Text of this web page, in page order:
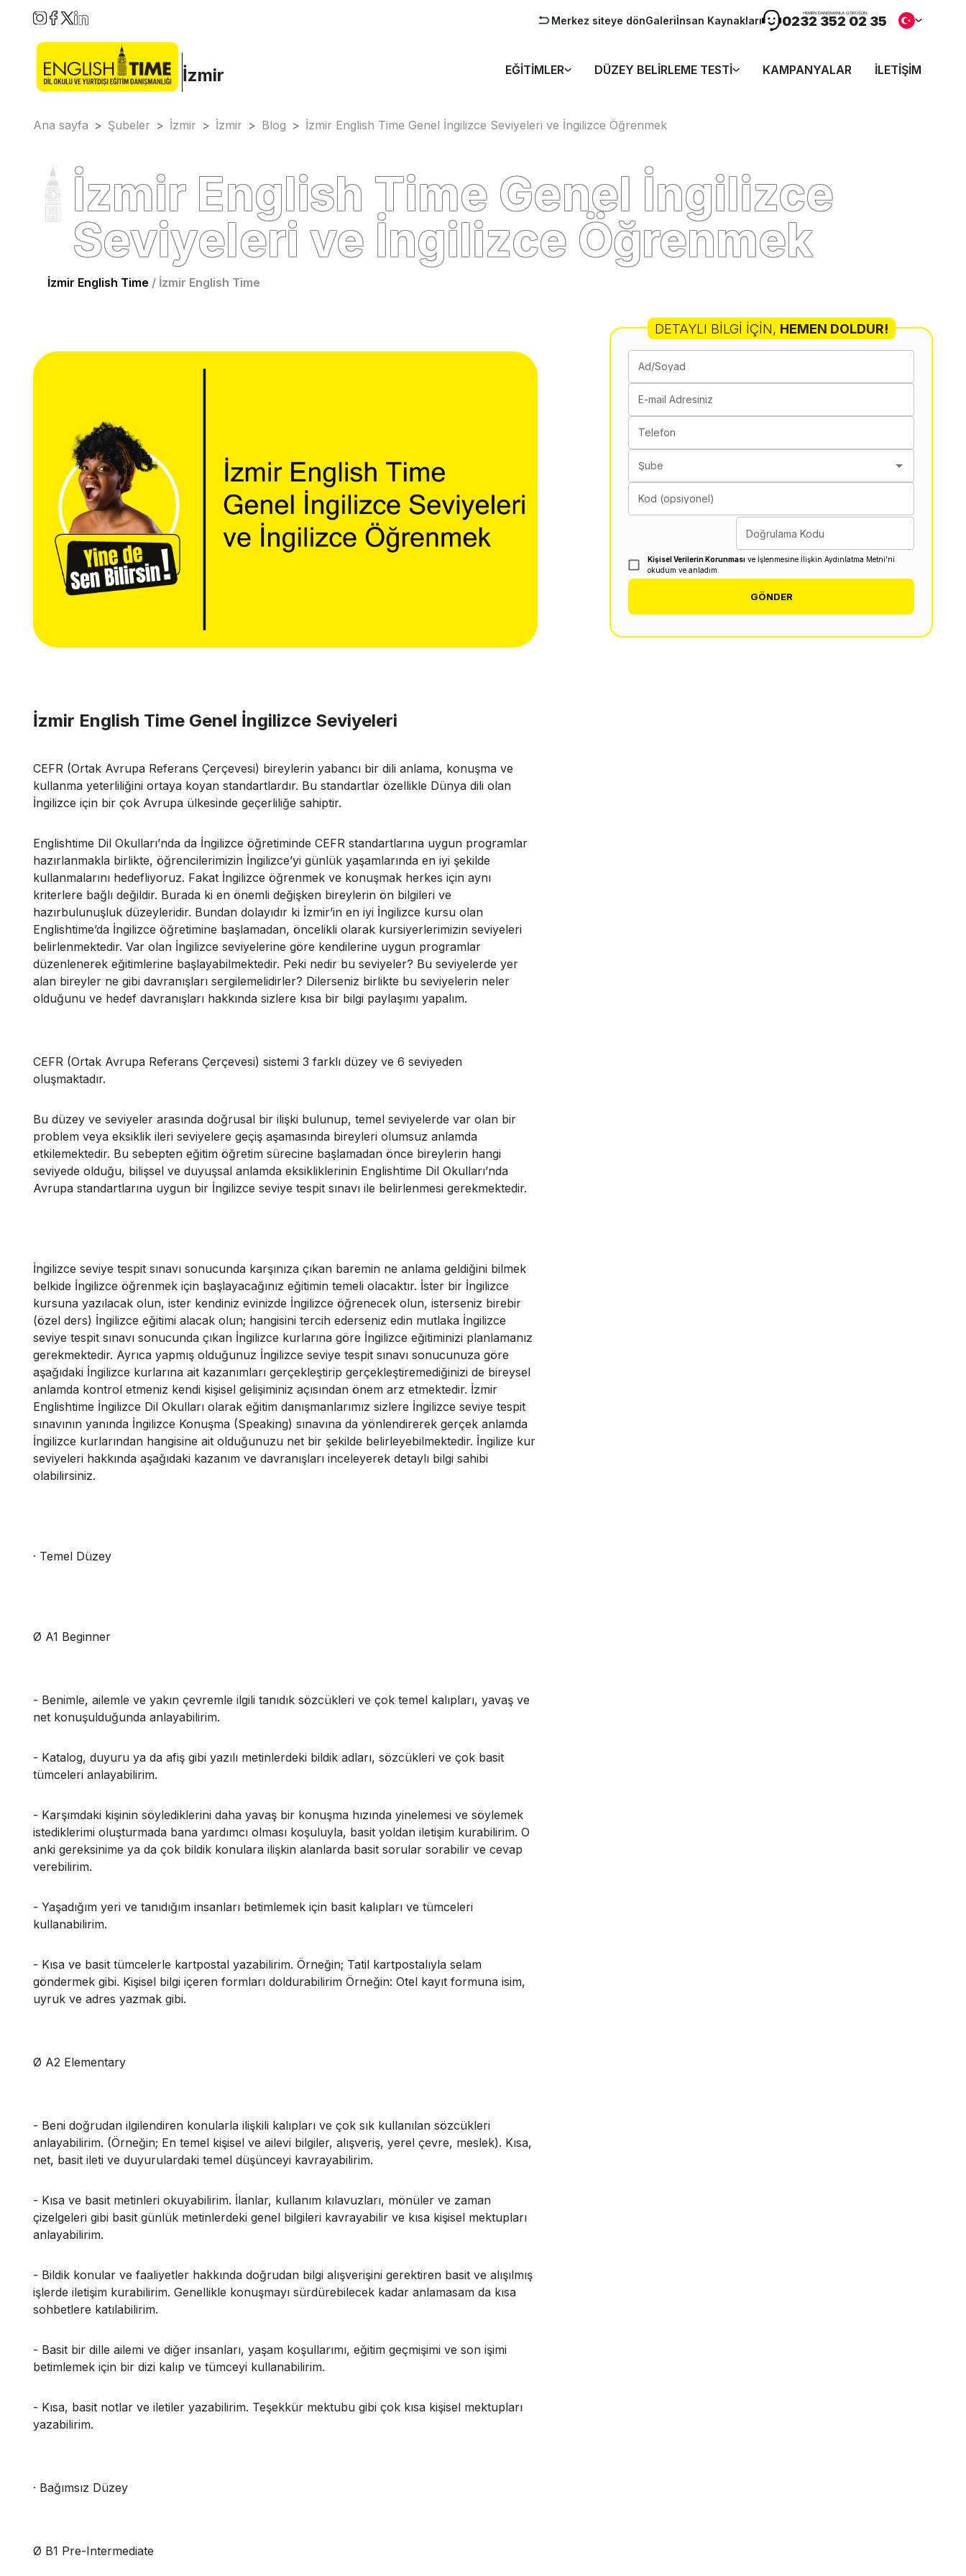
Merkez siteye dönGaleriİnsan Kaynakları
HEMEN DANIŞMANLA GÖRÜŞÜN
0232 352 02 35
İzmir EĞITIMLER DÜZEY BELIRLEME TESTI KAMPANYALAR İLETIŞIM
Ana sayfa > Şubeler > İzmir > İzmir > Blog > İzmir English Time Genel İngilizce Seviyeleri ve İngilizce Öğrenmek
İzmir English Time Genel İngilizce
Seviyeleri ve İngilizce Öğrenmek
İzmir English Time / İzmir English Time
İzmir English Time Genel İngilizce Seviyeleri
CEFR (Ortak Avrupa Referans Çerçevesi) bireylerin yabancı bir dili anlama, konuşma ve
kullanma yeterliliğini ortaya koyan standartlardır. Bu standartlar özellikle Dünya dili olan
İngilizce için bir çok Avrupa ülkesinde geçerliliğe sahiptir.
Englishtime Dil Okulları’nda da İngilizce öğretiminde CEFR standartlarına uygun programlar
hazırlanmakla birlikte, öğrencilerimizin İngilizce’yi günlük yaşamlarında en iyi şekilde
kullanmalarını hedefliyoruz. Fakat İngilizce öğrenmek ve konuşmak herkes için aynı
kriterlere bağlı değildir. Burada ki en önemli değişken bireylerin ön bilgileri ve
hazırbulunuşluk düzeyleridir. Bundan dolayıdır ki İzmir’in en iyi İngilizce kursu olan
Englishtime’da İngilizce öğretimine başlamadan, öncelikli olarak kursiyerlerimizin seviyeleri
belirlenmektedir. Var olan İngilizce seviyelerine göre kendilerine uygun programlar
düzenlenerek eğitimlerine başlayabilmektedir. Peki nedir bu seviyeler? Bu seviyelerde yer
alan bireyler ne gibi davranışları sergilemelidirler? Dilerseniz birlikte bu seviyelerin neler
olduğunu ve hedef davranışları hakkında sizlere kısa bir bilgi paylaşımı yapalım.
CEFR (Ortak Avrupa Referans Çerçevesi) sistemi 3 farklı düzey ve 6 seviyeden
oluşmaktadır.
Bu düzey ve seviyeler arasında doğrusal bir ilişki bulunup, temel seviyelerde var olan bir
problem veya eksiklik ileri seviyelere geçiş aşamasında bireyleri olumsuz anlamda
etkilemektedir. Bu sebepten eğitim öğretim sürecine başlamadan önce bireylerin hangi
seviyede olduğu, bilişsel ve duyuşsal anlamda eksikliklerinin Englishtime Dil Okulları’nda
Avrupa standartlarına uygun bir İngilizce seviye tespit sınavı ile belirlenmesi gerekmektedir.
İngilizce seviye tespit sınavı sonucunda karşınıza çıkan baremin ne anlama geldiğini bilmek
belkide İngilizce öğrenmek için başlayacağınız eğitimin temeli olacaktır. İster bir İngilizce
kursuna yazılacak olun, ister kendiniz evinizde İngilizce öğrenecek olun, isterseniz birebir
(özel ders) İngilizce eğitimi alacak olun; hangisini tercih ederseniz edin mutlaka İngilizce
seviye tespit sınavı sonucunda çıkan İngilizce kurlarına göre İngilizce eğitiminizi planlamanız
gerekmektedir. Ayrıca yapmış olduğunuz İngilizce seviye tespit sınavı sonucunuza göre
aşağıdaki İngilizce kurlarına ait kazanımları gerçekleştirip gerçekleştiremediğinizi de bireysel
anlamda kontrol etmeniz kendi kişisel gelişiminiz açısından önem arz etmektedir. İzmir
Englishtime İngilizce Dil Okulları olarak eğitim danışmanlarımız sizlere İngilizce seviye tespit
sınavının yanında İngilizce Konuşma (Speaking) sınavına da yönlendirerek gerçek anlamda
İngilizce kurlarından hangisine ait olduğunuzu net bir şekilde belirleyebilmektedir. İngilize kur
seviyeleri hakkında aşağıdaki kazanım ve davranışları inceleyerek detaylı bilgi sahibi
olabilirsiniz.
· Temel Düzey
Ø A1 Beginner
- Benimle, ailemle ve yakın çevremle ilgili tanıdık sözcükleri ve çok temel kalıpları, yavaş ve
net konuşulduğunda anlayabilirim.
- Katalog, duyuru ya da afiş gibi yazılı metinlerdeki bildik adları, sözcükleri ve çok basit
tümceleri anlayabilirim.
- Karşımdaki kişinin söylediklerini daha yavaş bir konuşma hızında yinelemesi ve söylemek
istediklerimi oluşturmada bana yardımcı olması koşuluyla, basit yoldan iletişim kurabilirim. O
anki gereksinime ya da çok bildik konulara ilişkin alanlarda basit sorular sorabilir ve cevap
verebilirim.
- Yaşadığım yeri ve tanıdığım insanları betimlemek için basit kalıpları ve tümceleri
kullanabilirim.
- Kısa ve basit tümcelerle kartpostal yazabilirim. Örneğin; Tatil kartpostalıyla selam
göndermek gibi. Kişisel bilgi içeren formları doldurabilirim Örneğin: Otel kayıt formuna isim,
uyruk ve adres yazmak gibi.
Ø A2 Elementary
- Beni doğrudan ilgilendiren konularla ilişkili kalıpları ve çok sık kullanılan sözcükleri
anlayabilirim. (Örneğin; En temel kişisel ve ailevi bilgiler, alışveriş, yerel çevre, meslek). Kısa,
net, basit ileti ve duyurulardaki temel düşünceyi kavrayabilirim.
- Kısa ve basit metinleri okuyabilirim. İlanlar, kullanım kılavuzları, mönüler ve zaman
çizelgeleri gibi basit günlük metinlerdeki genel bilgileri kavrayabilir ve kısa kişisel mektupları
anlayabilirim.
- Bildik konular ve faaliyetler hakkında doğrudan bilgi alışverişini gerektiren basit ve alışılmış
işlerde iletişim kurabilirim. Genellikle konuşmayı sürdürebilecek kadar anlamasam da kısa
sohbetlere katılabilirim.
- Basit bir dille ailemi ve diğer insanları, yaşam koşullarımı, eğitim geçmişimi ve son işimi
betimlemek için bir dizi kalıp ve tümceyi kullanabilirim.
- Kısa, basit notlar ve iletiler yazabilirim. Teşekkür mektubu gibi çok kısa kişisel mektupları
yazabilirim.
· Bağımsız Düzey
Ø B1 Pre-Intermediate
DETAYLI BILGI İÇIN, HEMEN DOLDUR!
Ad/Soyad
E-mail Adresiniz
Telefon
Şube
Kod (opsiyonel)
Doğrulama Kodu
Kişisel Verilerin Korunması ve İşlenmesine İlişkin Aydınlatma Metni'ni
okudum ve anladım.
GÖNDER